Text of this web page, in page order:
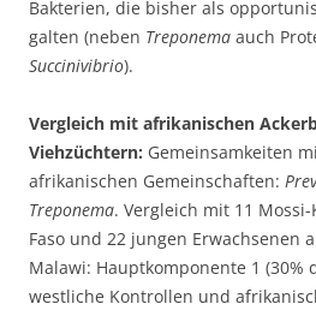
Bakterien, die bisher als
galten (neben Treponema auch
Succinivibrio).
Vergleich mit afrikanischen
Viehzüchtern: Gemeinsamkeiten
afrikanischen Gemeinschaften:
Treponema. Vergleich mit 11
Faso und 22 jungen Erwachsenen
Malawi: Hauptkomponente 1 (30%
westliche Kontrollen und